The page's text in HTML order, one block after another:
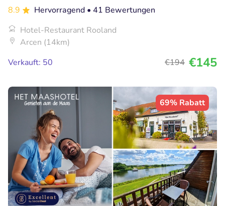
8.9 Hervorragend • 41 Bewertungen
Hotel-Restaurant Rooland
Arcen (14km)
Verkauft: 50
€194 €145
69% Rabatt